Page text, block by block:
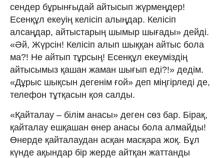
сендер бұрынғыдай айтысып жүрмеңдер!
Есенқұл екеуің келісіп алыңдар. Келісіп
алсаңдар, айтыстарың шымыр шығады» дейді.
«Әй, Жүрсін! Келісіп алып шыққан айтыс бола
ма?! Не айтып тұрсың! Есенқұл екеуміздің
айтысымыз қашан жаман шығып еді?!» дедім.
«Дұрыс шықсын дегенім ғой» деп міңгірледі де,
телефон тұтқасын қоя салды.
«Қайталау – білім анасы» деген сөз бар. Бірақ,
қайталау ешқашан өнер анасы бола алмайды!
Өнерде қайталаудан асқан масқара жоқ. Бұл
күнде ақындар бір жерде айтқан жаттанды